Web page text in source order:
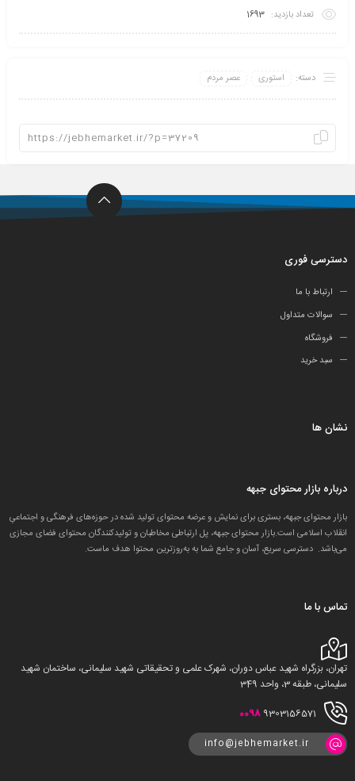
تعداد بازدید: 1693
دسته: استوری عصر مردم
دسترسی فوری
ارتباط با ما
سوالات متداول
فروشگاه
سبد خرید
نشان ها
درباره بازار محتوای جبهه
بازار محتوای جبهه، بستری برای نمایش و عرضه محتوای تولید شده در حوزه‌های فرهنگی و اجتماعیِ
انقلاب اسلامی است.بازار محتوای جبهه، پل ارتباطی مخاطبان و تولید‌کنندگان محتوای فضای مجازی
می‌باشد. دسترسی سریع، آسان و جامع شما به به‌روزترین محتوا هدف ماست.
تماس با ما
تهران، بزرگراه شهید عباس دوران، شهرک علمی و تحقیقاتی شهید سلیمانی، ساختمان شهید
سلیمانی، طبقه 3، واحد 349
0098 9303156571
info@jebhemarket.ir